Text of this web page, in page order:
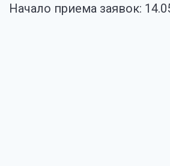
Начало приема заявок: